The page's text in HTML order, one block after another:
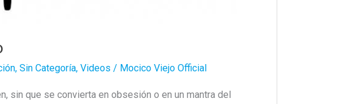
, Sin Categoría, Videos / Mocico Viejo Official
sin que se convierta en obsesión o en un mantra del